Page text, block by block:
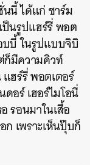
นนี้ ได้แก่ ชาร์ม
นรูปแฮร์รี่ พอต
บบี้ ในรูปแบบจิบิ
ก็มีความคิวท์
ฮร์รี่ พอตเตอร์
ร์ เฮอร์ไมโอนี่
รอนมาในเสื้อ
เพราะเห็นปุ๊บก็